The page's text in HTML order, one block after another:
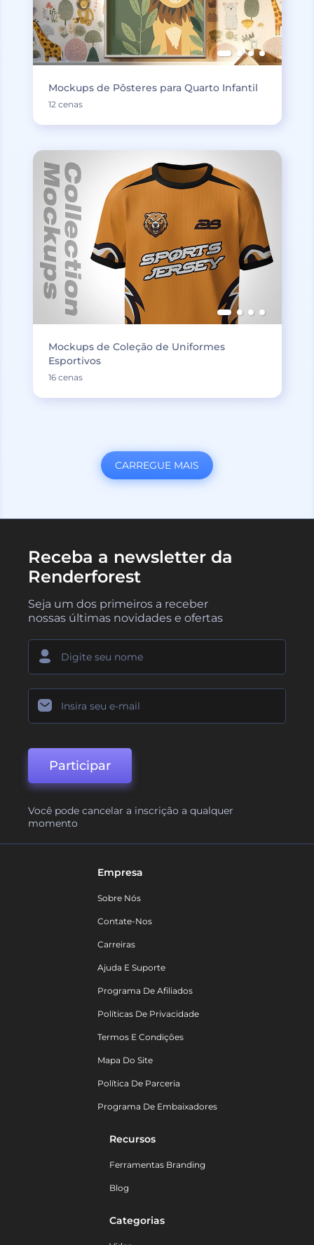
Mockups de Pôsteres para Quarto Infantil
12 cenas
Mockups de Coleção de Uniformes
Esportivos
16 cenas
CARREGUE MAIS
Receba a newsletter da
Renderforest
Seja um dos primeiros a receber
nossas últimas novidades e ofertas
Participar
Você pode cancelar a inscrição a qualquer
momento
Empresa
Sobre Nós
Contate-Nos
Carreiras
Ajuda E Suporte
Programa De Afiliados
Políticas De Privacidade
Termos E Condições
Mapa Do Site
Política De Parceria
Programa De Embaixadores
Recursos
Ferramentas Branding
Blog
Categorias